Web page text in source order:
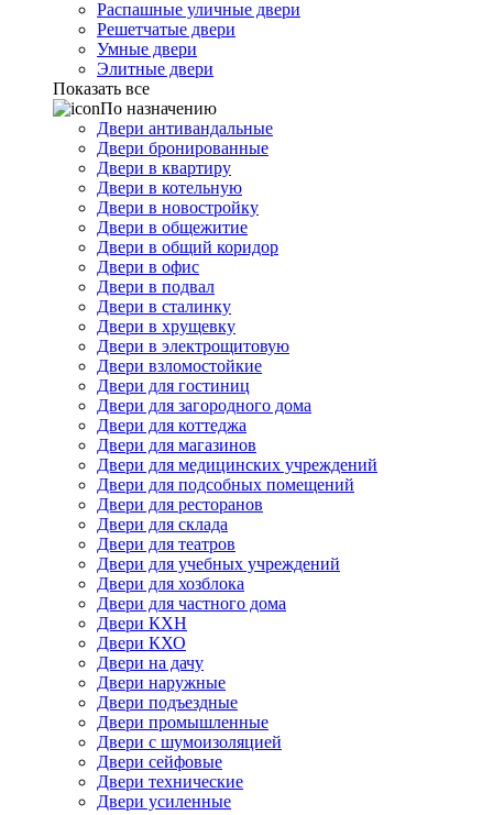
Распашные уличные двери
Решетчатые двери
Умные двери
Элитные двери
Показать все
По назначению
Двери антивандальные
Двери бронированные
Двери в квартиру
Двери в котельную
Двери в новостройку
Двери в общежитие
Двери в общий коридор
Двери в офис
Двери в подвал
Двери в сталинку
Двери в хрущевку
Двери в электрощитовую
Двери взломостойкие
Двери для гостиниц
Двери для загородного дома
Двери для коттеджа
Двери для магазинов
Двери для медицинских учреждений
Двери для подсобных помещений
Двери для ресторанов
Двери для склада
Двери для театров
Двери для учебных учреждений
Двери для хозблока
Двери для частного дома
Двери КХН
Двери КХО
Двери на дачу
Двери наружные
Двери подъездные
Двери промышленные
Двери с шумоизоляцией
Двери сейфовые
Двери технические
Двери усиленные